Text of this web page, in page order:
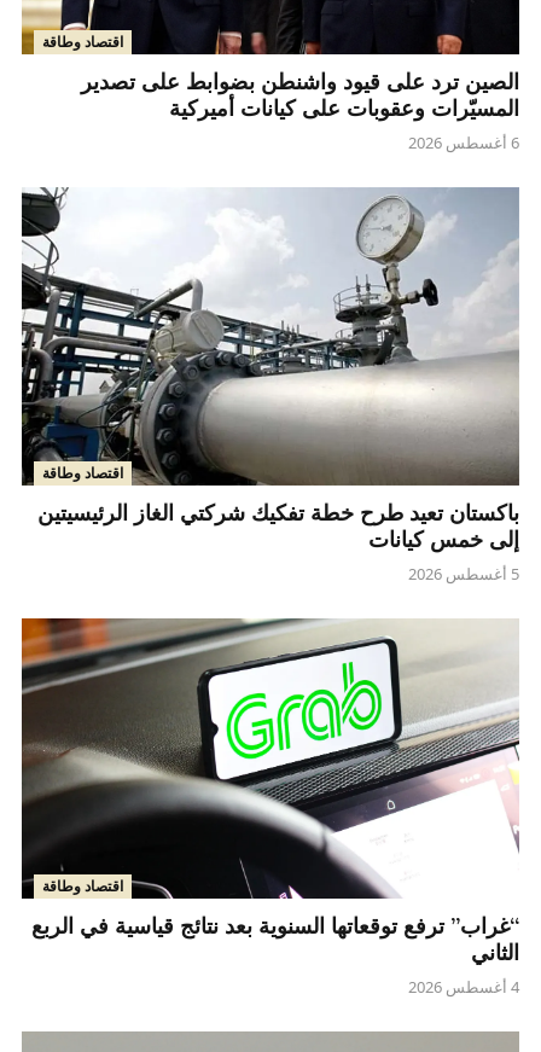
اقتصاد وطاقة
الصين ترد على قيود واشنطن بضوابط على تصدير
المسيّرات وعقوبات على كيانات أميركية
6 أغسطس 2026
اقتصاد وطاقة
باكستان تعيد طرح خطة تفكيك شركتي الغاز الرئيسيتين
إلى خمس كيانات
5 أغسطس 2026
اقتصاد وطاقة
“غراب” ترفع توقعاتها السنوية بعد نتائج قياسية في الربع
الثاني
4 أغسطس 2026